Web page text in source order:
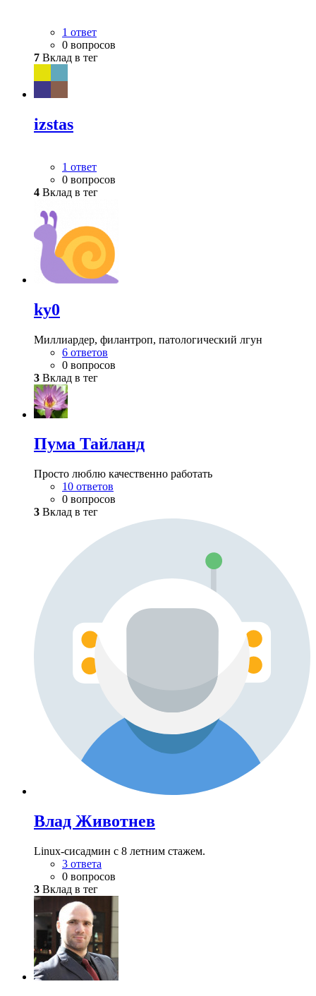
1 ответ
0 вопросов
7 Вклад в тег
izstas
1 ответ
0 вопросов
4 Вклад в тег
ky0
Миллиардер, филантроп, патологический лгун
6 ответов
0 вопросов
3 Вклад в тег
Пума Тайланд
Просто люблю качественно работать
10 ответов
0 вопросов
3 Вклад в тег
Влад Животнев
Linux-сисадмин с 8 летним стажем.
3 ответа
0 вопросов
3 Вклад в тег